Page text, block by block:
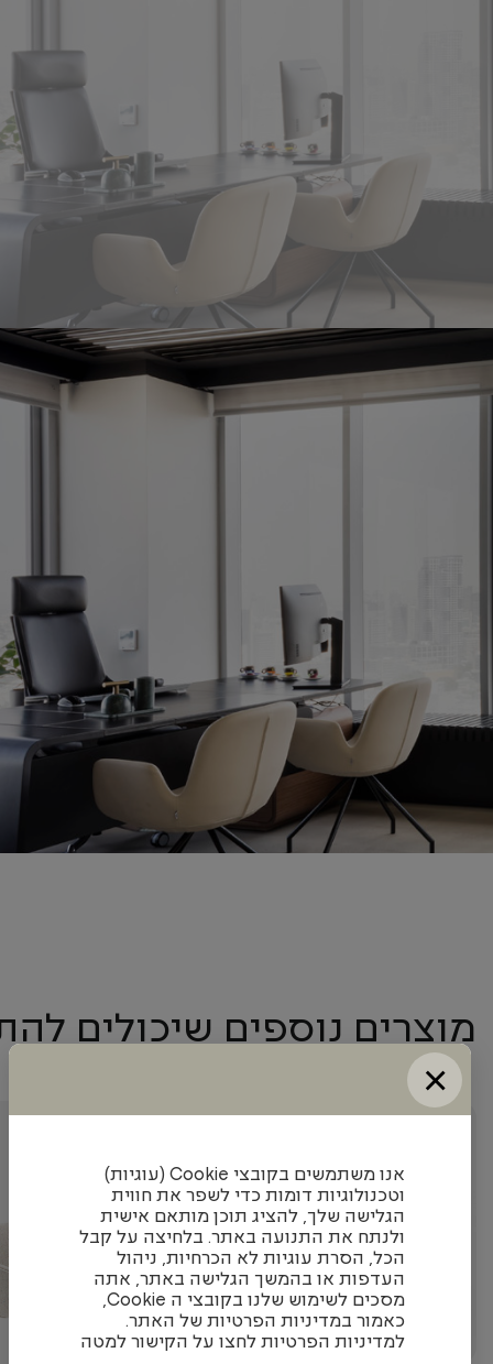
מוצרים נוספים שיכולים
×
אנו משתמשים בקובצי Cookie (עוגיות)
וטכנולוגיות דומות כדי לשפר את חווית
הגלישה שלך, להציג תוכן מותאם אישית
ולנתח את התנועה באתר. בלחיצה על קבל
הכל, הסרת עוגיות לא הכרחיות, ניהול
העדפות או בהמשך הגלישה באתר, אתה
מסכים לשימוש שלנו בקובצי ה Cookie,
כאמור במדיניות הפרטיות של האתר.
למדיניות הפרטיות לחצו על הקישור למטה